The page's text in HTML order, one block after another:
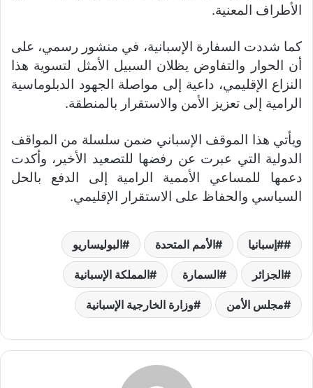
الأطراف المعنية.
كما شددت السفارة الإسبانية، في منشور رسمي، على
أن الحوار والتفاوض يظلان السبيل الأمثل لتسوية هذا
النزاع الإقليمي، داعية إلى مواصلة الجهود الدبلوماسية
الرامية إلى تعزيز الأمن والاستقرار بالمنطقة.
ويأتي هذا الموقف الإسباني ضمن سلسلة من المواقف
الدولية التي عبرت عن رفضها للتصعيد الأخير، وأكدت
دعمها للمساعي الأممية الرامية إلى الدفع بالحل
السياسي والحفاظ على الاستقرار الإقليمي.
#إسبانيا الأمم المتحدة البوليساريو
الجزائر السمارة المملكة الإسبانية
مجلس الأمن وزارة الخارجية الإسبانية